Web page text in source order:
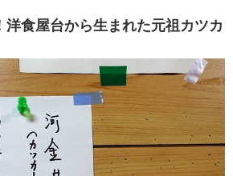
洋食屋台から生まれた元祖カツカ